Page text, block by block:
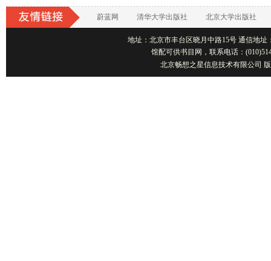
蔚蓝网 清华大学出版社 北京大学出版社
地址：北京市丰台区晓月中路15号 通信地址
馆配可供书目网，联系电话：
北京畅想之星信息技术有限公司